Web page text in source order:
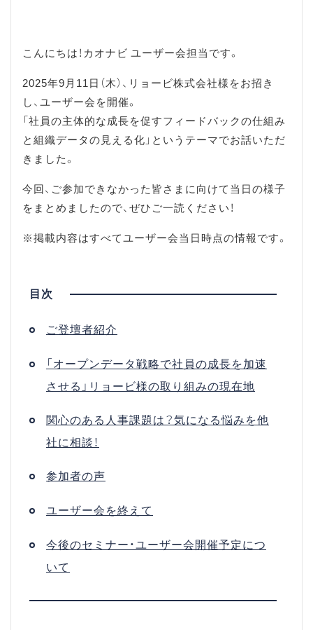
こんにちは！カオナビ ユーザー会担当です。
2025年9月11日（木）、リョービ株式会社様をお招き
し、ユーザー会を開催。
「社員の主体的な成長を促すフィードバックの仕組み
と組織データの見える化」というテーマでお話いただ
きました。
今回、ご参加できなかった皆さまに向けて当日の様子
をまとめましたので、ぜひご一読ください！
※掲載内容はすべてユーザー会当日時点の情報です。
ご登壇者紹介
「オープンデータ戦略で社員の成長を加速
させる」リョービ様の取り組みの現在地
関心のある人事課題は？気になる悩みを他
社に相談！
参加者の声
ユーザー会を終えて
今後のセミナー・ユーザー会開催予定につ
いて